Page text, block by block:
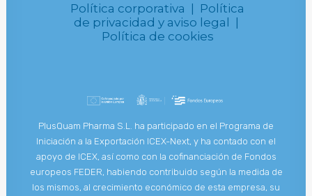
Política corporativa | Política
de privacidad y aviso legal |
Política de cookies
PlusQuam Pharma S.L. ha participado en el Programa de
Iniciación a la Exportación ICEX-Next, y ha contado con el
apoyo de ICEX, así como con la cofinanciación de Fondos
europeos FEDER, habiendo contribuido según la medida de
los mismos, al crecimiento económico de esta empresa, su